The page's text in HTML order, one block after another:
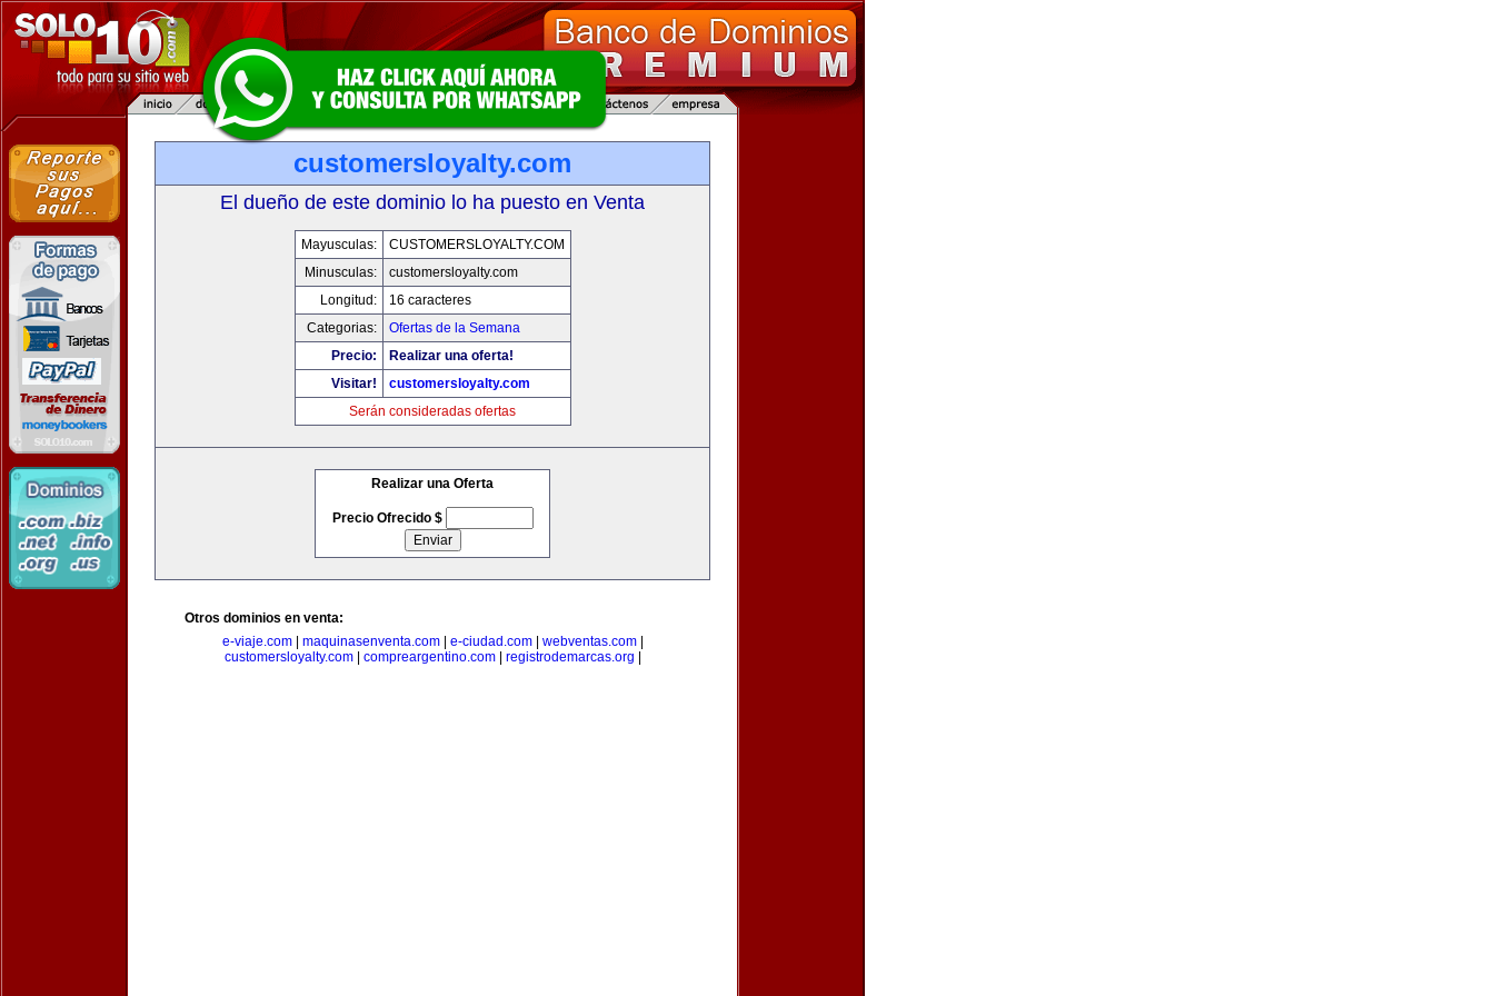
customersloyalty.com
El dueño de este dominio lo ha puesto en Venta
Mayusculas:
CUSTOMERSLOYALTY.COM
Minusculas:
customersloyalty.com
Longitud:
16 caracteres
Categorias:
Ofertas de la Semana
Precio:
Realizar una oferta!
Visitar!
customersloyalty.com
Serán consideradas ofertas
Realizar una Oferta
Precio Ofrecido $
Otros dominios en venta:
e-viaje.com| maquinasenventa.com| e-ciudad.com| webventas.com|
customersloyalty.com| compreargentino.com| registrodemarcas.org